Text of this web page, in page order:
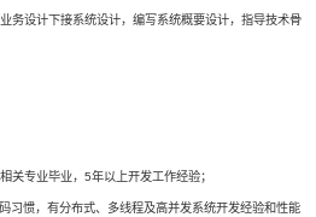
务设计下接系统设计，编写系统概要设计，指导技术骨
关专业毕业，5年以上开发工作经验；
习惯，有分布式、多线程及高并发系统开发经验和性能